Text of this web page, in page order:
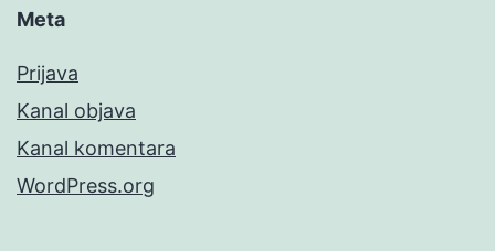
Meta
Prijava
Kanal objava
Kanal komentara
WordPress.org